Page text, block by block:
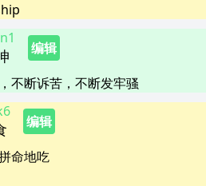
编辑
不断诉苦，不断发牢骚
编辑
命地吃